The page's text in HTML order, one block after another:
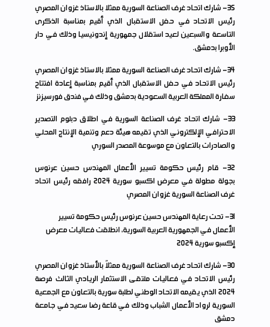
35- شارك اتحاد غرف الصناعة السورية ممثلا بالاستاذ غزوان المصري
رئيس الاتحاد في حفل الاستقبال الذي أقيم بمناسبة الذكرى
التاسعة والسبعين لعيد استقلال جمهورية إندونيسيا وذلك في دار
الأوبرا بدمشق.
34- شارك اتحاد غرف الصناعة السورية ممثلا بالاستاذ غزوان المصري
رئيس الاتحاد في حفل الاستقبال الذي أقيم بمناسبة إعادة افتتاح
سفارة المملكة العربية السعودية بدمشق وذلك في فندق فورسيزنز
33- شارك اتحاد غرف الصناعة السورية في اطلاق دبلوم التصدير
الاحترافي الإلكتروني الذي تقيمه هيئة دعم وتنمية الإنتاج المحلي
والصادرات بالتعاون مع موسوعة المصدر السوري
32- قام رئيس حكومة تسيير الأعمال المهندس حسين عرنوس
بجولة مطولة في معرض اكسبو سورية 2024 رافقه رئيس اتحاد
غرف الصناعة السورية غزوان المصري
31- تحت رعاية المهندس حسين عرنوس رئيس حكومة تسيير
الأعمال في الجمهورية العربية السورية، انطلقت فعاليات معرض
إكسبو سورية 2024
30- شارك اتحاد غرف الصناعة السورية ممثلاً بالأستاذ غزوان المصري
رئيس الاتحاد في فعاليات ملتقى الاستثمار الريادي الثالث فرصة
2024 الذي يقيمه الاتحاد الوطني لطلبة سورية بالتعاون مع الجمعية
السورية لرواد الأعمال الشباب وذلك في قاعة رضا سعيد في جامعة
دمشق